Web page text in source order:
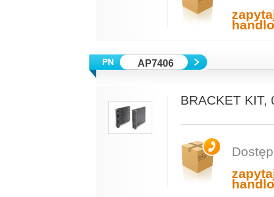
AP7406
BRACKET KIT,